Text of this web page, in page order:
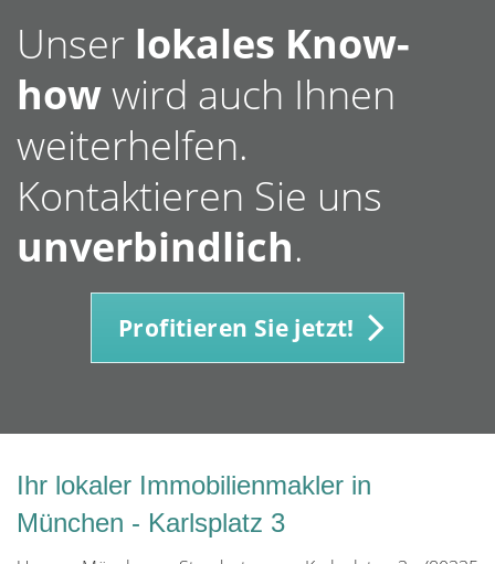
Unser lokales Know-
howwird auch Ihnen
weiterhelfen.
Kontaktieren Sie uns
unverbindlich.
Profitieren Sie jetzt!
Ihr lokaler Immobilienmakler in
München - Karlsplatz 3